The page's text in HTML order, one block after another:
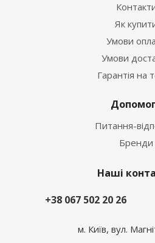
Як
Умови
Умови
Гарантія на
Питання-
Бренди
Наші
+38 067 502 20 26
м. Київ, вул.